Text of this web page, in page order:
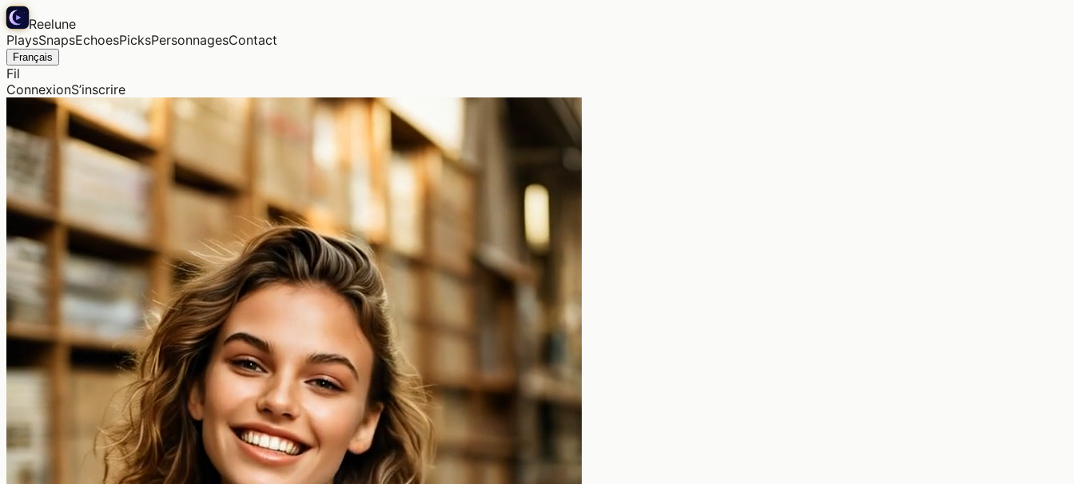
Reelune
PlaysSnapsEchoesPicksPersonnagesContact
Français
Fil
ConnexionS’inscrire